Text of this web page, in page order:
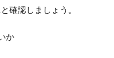
確認しましょう。
か